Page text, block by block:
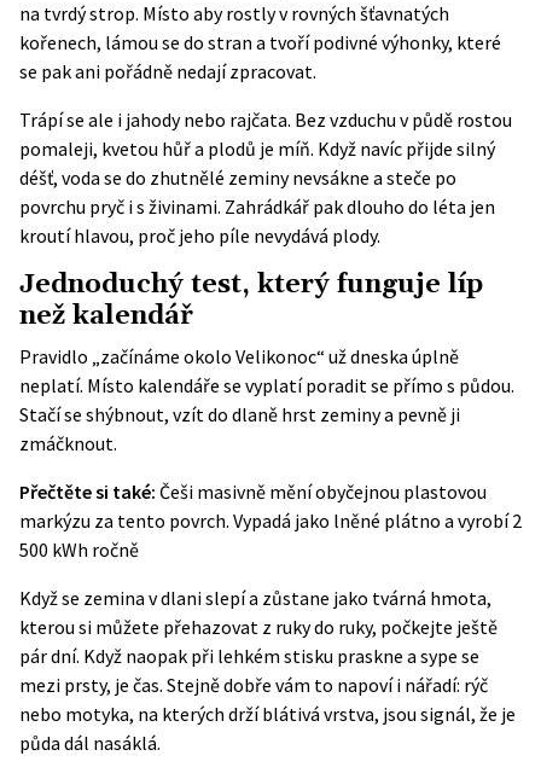
na tvrdý strop. Místo aby rostly v rovných šťavnatých
kořenech, lámou se do stran a tvoří podivné výhonky, které
se pak ani pořádně nedají zpracovat.
Trápí se ale i jahody nebo rajčata. Bez vzduchu v půdě rostou
pomaleji, kvetou hůř a plodů je míň. Když navíc přijde silný
déšť, voda se do zhutnělé zeminy nevsákne a steče po
povrchu pryč i s živinami. Zahrádkář pak dlouho do léta jen
kroutí hlavou, proč jeho píle nevydává plody.
Jednoduchý test, který funguje líp
než kalendář
Pravidlo „začínáme okolo Velikonoc“ už dneska úplně
neplatí. Místo kalendáře se vyplatí poradit se přímo s půdou.
Stačí se shýbnout, vzít do dlaně hrst zeminy a pevně ji
zmáčknout.
Přečtěte si také: Češi masivně mění obyčejnou plastovou
markýzu za tento povrch. Vypadá jako lněné plátno a vyrobí 2
500 kWh ročně
Když se zemina v dlani slepí a zůstane jako tvárná hmota,
kterou si můžete přehazovat z ruky do ruky, počkejte ještě
pár dní. Když naopak při lehkém stisku praskne a sype se
mezi prsty, je čas. Stejně dobře vám to napoví i nářadí: rýč
nebo motyka, na kterých drží blátivá vrstva, jsou signál, že je
půda dál nasáklá.